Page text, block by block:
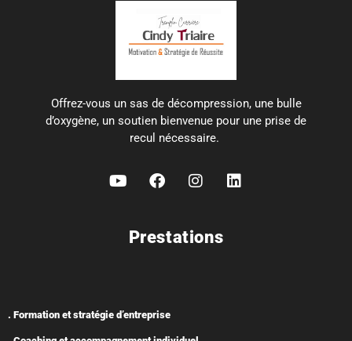
Offrez-vous un sas de décompression, une bulle
d’oxygène, un soutien bienvenue pour une prise de
recul nécessaire.
Prestations
. Formation et stratégie d’entreprise